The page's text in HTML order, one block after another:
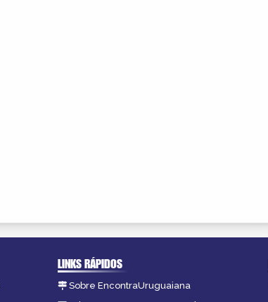
LINKS RÁPIDOS
Sobre EncontraUruguaiana